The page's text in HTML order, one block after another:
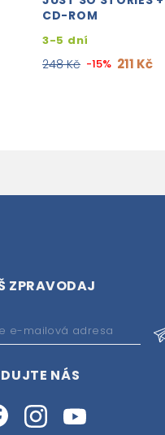
CD-ROM
3-5 dní
248 Kč -15% 211 Kč
ZPRAVODAJ
NÁS